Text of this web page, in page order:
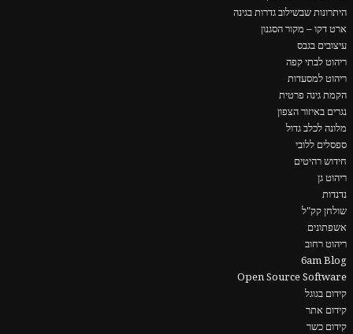
היתרונות שבשילוב גדרות בגינה
ארט דקו – מקור הסגנון
עיצובים בגבס
ריהוט לבתי קפה
ריהוט למסעדות
הקמת גינה פרטית
נגרים באיזור הצפון
מלונה לכלב גדול
ספסלים ללובי
חידוש רהיטים
ריהוט גן
נדנדות
שולחן קק"ל
אשפתונים
ריהוט רחוב
6am Blog
Open Source Software
קידום בגוגל
קידום אתר
קידום כשר